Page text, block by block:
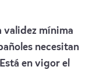
validez mínima
necesitan
en vigor el